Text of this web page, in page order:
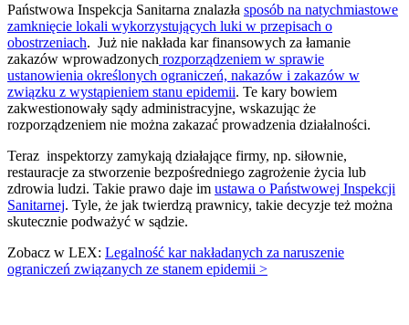
Państwowa Inspekcja Sanitarna znalazła sposób na natychmiastowe
zamknięcie lokali wykorzystujących luki w przepisach o
obostrzeniach. Już nie nakłada kar finansowych za łamanie
zakazów wprowadzonych rozporządzeniem w sprawie
ustanowienia określonych ograniczeń, nakazów i zakazów w
związku z wystąpieniem stanu epidemii. Te kary bowiem
zakwestionowały sądy administracyjne, wskazując że
rozporządzeniem nie można zakazać prowadzenia działalności.
Teraz inspektorzy zamykają działające firmy, np. siłownie,
restauracje za stworzenie bezpośredniego zagrożenie życia lub
zdrowia ludzi. Takie prawo daje im ustawa o Państwowej Inspekcji
Sanitarnej. Tyle, że jak twierdzą prawnicy, takie decyzje też można
skutecznie podważyć w sądzie.
Zobacz w LEX: Legalność kar nakładanych za naruszenie
ograniczeń związanych ze stanem epidemii >